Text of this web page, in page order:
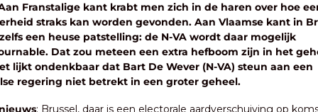
Franstalige kant krabt men zich in de haren over hoe
straks kan worden gevonden. Aan Vlaamse kant in
een heuse patstelling: de N-VA wordt daar mogelijk
Dat zou meteen een extra hefboom zijn in het
lijkt ondenkbaar dat Bart De Wever (N-VA) steun aan een
regering niet betrekt in een groter geheel.